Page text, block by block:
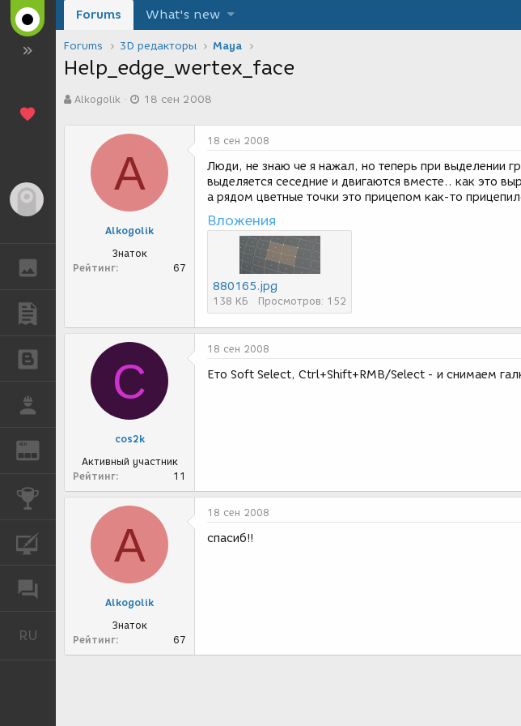
ГАЛЕРЕЯ
РАБОТА
REN
КОНКУРСЫ
КУРСЫ
RU Русский
Forums What's new
Forums 3D редакторы Maya
Help_edge_wertex_face
в
Alkogolik
а
а
д
а
и
я
18 сен 2008
A
Alkogolik
Знаток
Рейтинг
67
18 сен 2008
Люди, не знаю че я нажал, но теперь при выделении
выделяется сеседние и двигаются вместе.. как это
а рядом цветные точки это прицепом как-то
Вложения
880165.jpg
138 КБ Просмотров: 152
C
cos2k
Активный участник
Рейтинг
11
18 сен 2008
Ето Soft Select, Ctrl+Shift+RMB/Select - и снимаем
A
Alkogolik
Знаток
Рейтинг
67
18 сен 2008
спасиб!!